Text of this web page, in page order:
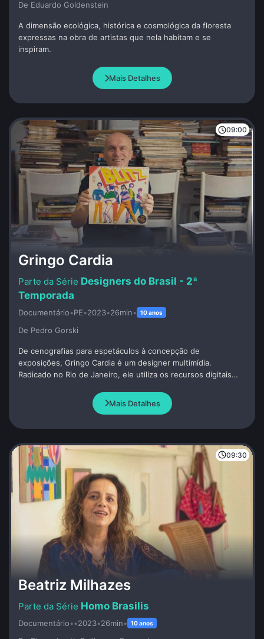
De Eduardo Goldenstein
A dimensão ecológica, histórica e cosmológica da floresta
expressas na obra de artistas que nela habitam e se
inspiram.
Mais Detalhes
09:00
Gringo Cardia
Designers do Brasil - 2ª
Temporada
Documentário•PE•2023•26min• 10 anos
De Pedro Gorski
De cenografias para espetáculos à concepção de
exposições, Gringo Cardia é um designer multimídia.
Radicado no Rio de Janeiro, ele utiliza os recursos digitais
as culturas populares.
Mais Detalhes
09:30
Beatriz Milhazes
Homo Brasilis
Documentário••2023•26min• 10 anos